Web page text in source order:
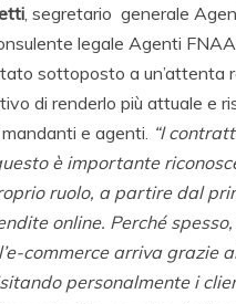
, segretario generale
legale Agenti
sottoposto a un’attenta
di renderlo più attuale e
e agenti. “I
è importante
ruolo, a partire dal
online. Perché
commerce arriva grazie
personalmente i